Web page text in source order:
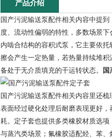
产品介绍
国产污泥输送泵配件相关内容中提
度、流动性偏弱的特性，多数场景
内啮合结构的容积式泵，它主要依
擦会产生一定热量，若热量持续堆
备处于无介质填充的干运转状态。
国
国产污泥输送泵配件相关内容里还
表面经过硬化处理后耐磨表现更好
耗。定子套也提供多类橡胶材质选
与蒸汽类场景；氟橡胶适配烃、苯